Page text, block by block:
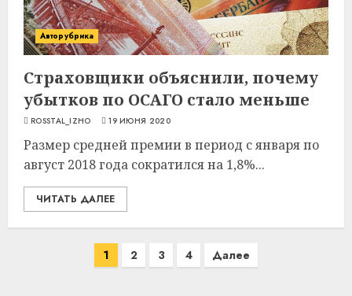
Авторубрика
Страховщики объяснили, почему
убытков по ОСАГО стало меньше
ROSSTAL_IZHO 19 ИЮНЯ 2020
Размер средней премии в период с января по
август 2018 года сократился на 1,8%...
ЧИТАТЬ ДАЛЕЕ
Пагинация1 2 3 4 Далее